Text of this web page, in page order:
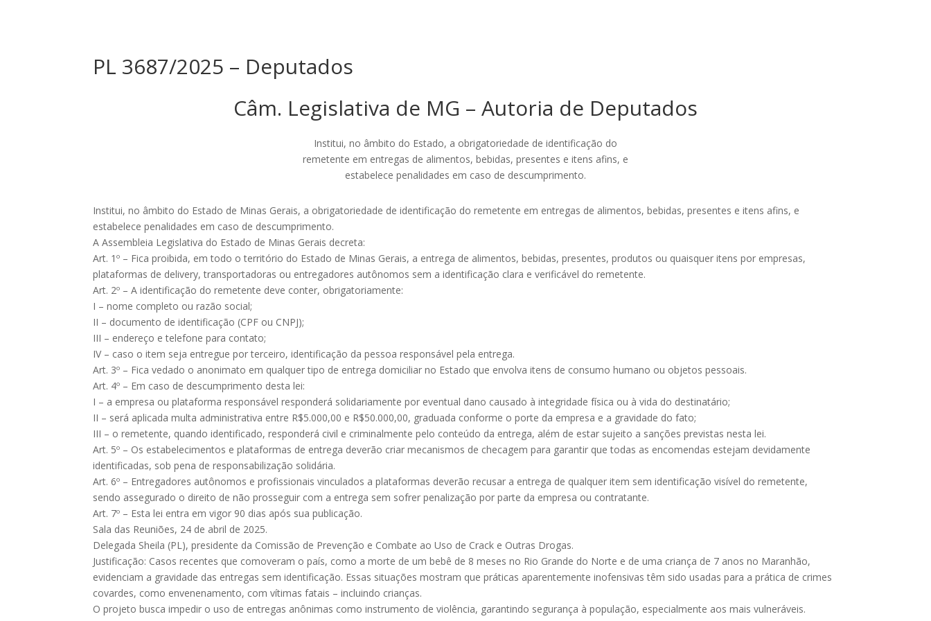
PL 3687/2025 – Deputados
Câm. Legislativa de MG – Autoria de Deputados
Institui, no âmbito do Estado, a obrigatoriedade de identificação do
remetente em entregas de alimentos, bebidas, presentes e itens afins, e
estabelece penalidades em caso de descumprimento.
Institui, no âmbito do Estado de Minas Gerais, a obrigatoriedade de identificação do remetente em entregas de alimentos, bebidas, presentes e itens afins, e
estabelece penalidades em caso de descumprimento.
A Assembleia Legislativa do Estado de Minas Gerais decreta:
Art. 1º – Fica proibida, em todo o território do Estado de Minas Gerais, a entrega de alimentos, bebidas, presentes, produtos ou quaisquer itens por empresas,
plataformas de delivery, transportadoras ou entregadores autônomos sem a identificação clara e verificável do remetente.
Art. 2º – A identificação do remetente deve conter, obrigatoriamente:
I – nome completo ou razão social;
II – documento de identificação (CPF ou CNPJ);
III – endereço e telefone para contato;
IV – caso o item seja entregue por terceiro, identificação da pessoa responsável pela entrega.
Art. 3º – Fica vedado o anonimato em qualquer tipo de entrega domiciliar no Estado que envolva itens de consumo humano ou objetos pessoais.
Art. 4º – Em caso de descumprimento desta lei:
I – a empresa ou plataforma responsável responderá solidariamente por eventual dano causado à integridade física ou à vida do destinatário;
II – será aplicada multa administrativa entre R$5.000,00 e R$50.000,00, graduada conforme o porte da empresa e a gravidade do fato;
III – o remetente, quando identificado, responderá civil e criminalmente pelo conteúdo da entrega, além de estar sujeito a sanções previstas nesta lei.
Art. 5º – Os estabelecimentos e plataformas de entrega deverão criar mecanismos de checagem para garantir que todas as encomendas estejam devidamente
identificadas, sob pena de responsabilização solidária.
Art. 6º – Entregadores autônomos e profissionais vinculados a plataformas deverão recusar a entrega de qualquer item sem identificação visível do remetente,
sendo assegurado o direito de não prosseguir com a entrega sem sofrer penalização por parte da empresa ou contratante.
Art. 7º – Esta lei entra em vigor 90 dias após sua publicação.
Sala das Reuniões, 24 de abril de 2025.
Delegada Sheila (PL), presidente da Comissão de Prevenção e Combate ao Uso de Crack e Outras Drogas.
Justificação: Casos recentes que comoveram o país, como a morte de um bebê de 8 meses no Rio Grande do Norte e de uma criança de 7 anos no Maranhão,
evidenciam a gravidade das entregas sem identificação. Essas situações mostram que práticas aparentemente inofensivas têm sido usadas para a prática de crimes
covardes, como envenenamento, com vítimas fatais – incluindo crianças.
O projeto busca impedir o uso de entregas anônimas como instrumento de violência, garantindo segurança à população, especialmente aos mais vulneráveis.